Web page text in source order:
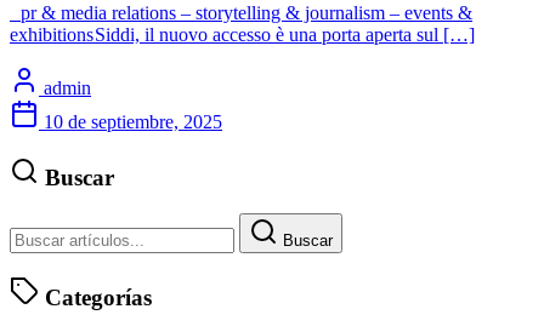
pr & media relations – storytelling & journalism – events &
exhibitions Siddi, il nuovo accesso è una porta aperta sul […]
admin
10 de septiembre, 2025
Buscar
Buscar
Categorías